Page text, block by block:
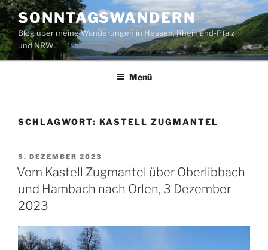
Zum
Inhalt
springen
SONNTAGSWANDERN
Blog über meine Wanderungen in Hessen, Rheinland-Pfalz
und NRW
Menü
SCHLAGWORT: KASTELL ZUGMANTEL
VERÖFFENTLICHT
AM
5. DEZEMBER 2023
Vom Kastell Zugmantel über Oberlibbach
und Hambach nach Orlen, 3 Dezember
2023